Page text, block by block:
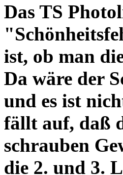
Das TS
ist, ob man
Da wäre der
und es ist
fällt auf, daß
schrauben
die 2. und 3.